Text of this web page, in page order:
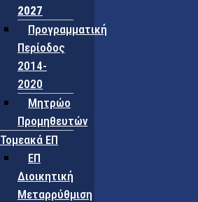
2027
Προγραμματική
Περίοδος
2014-
2020
Μητρώο
Προμηθευτών
Τομεακά ΕΠ
ΕΠ
Διοικητική
Μεταρρύθμιση